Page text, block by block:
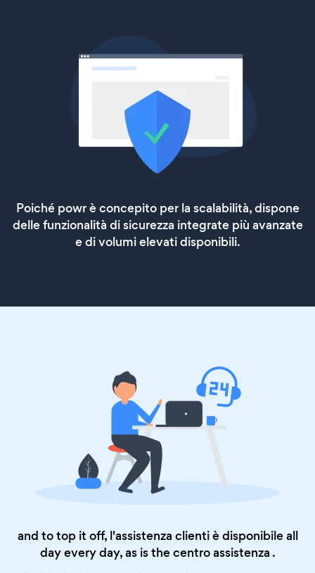
Poiché powr è concepito per la scalabilità, dispone
delle funzionalità di sicurezza integrate più avanzate
e di volumi elevati disponibili.
and to top it off, l'assistenza clienti è disponibile all
day every day, as is thecentro assistenza .